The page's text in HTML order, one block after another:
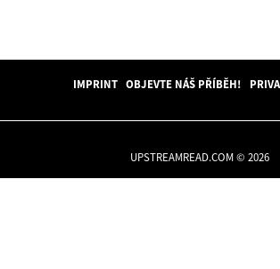
IMPRINT OBJEVTE NÁŠ PŘÍBĚH!
UPSTREAMREAD.COM © 2026